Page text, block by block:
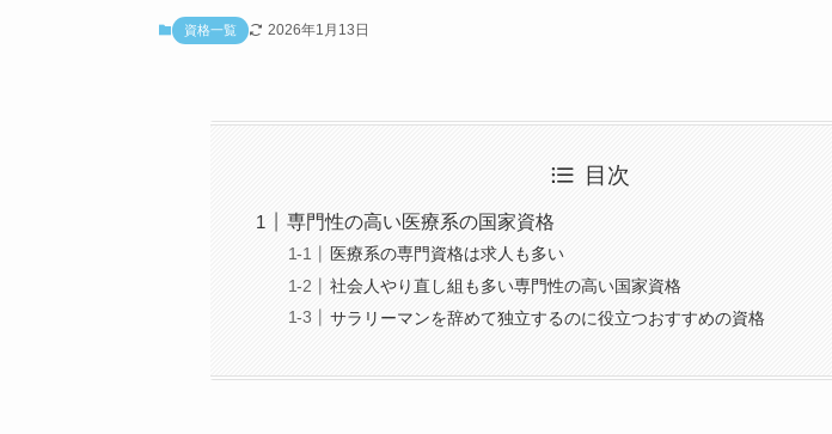
資格一覧 2026年1月13日
目次
専門性の高い医療系の国家資格
医療系の専門資格は求人も多い
社会人やり直し組も多い専門性の高い国家資格
サラリーマンを辞めて独立するのに役立つおすすめの資格